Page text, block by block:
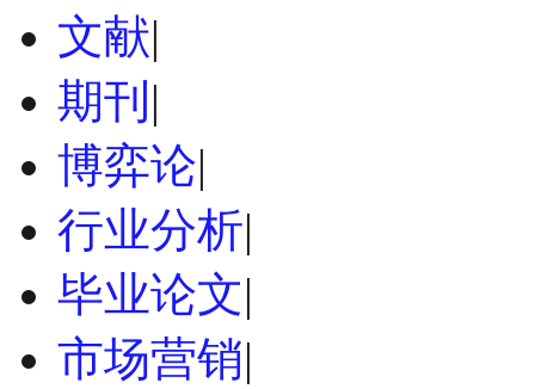
文献|
期刊 |
博弈论|
行业分析|
毕业论文|
市场营销|